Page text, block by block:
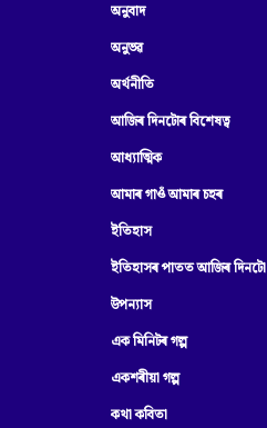
অনুবাদ
অনুভৱ
অৰ্থনীতি
আজিৰ দিনটোৰ বিশেষত্ব
আধ্যাত্মিক
আমাৰ গাওঁ আমাৰ চহৰ
ইতিহাস
ইতিহাসৰ পাতত আজিৰ দিনটো
উপন্যাস
এক মিনিটৰ গল্প
একশৰীয়া গল্প
কথা কবিতা